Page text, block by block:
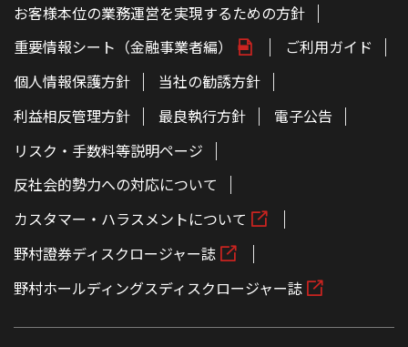
お客様本位の業務運営を実現するための方針
重要情報シート（金融事業者編）
ご利用ガイド
個人情報保護方針
当社の勧誘方針
利益相反管理方針
最良執行方針
電子公告
リスク・手数料等説明ページ
反社会的勢力への対応について
カスタマー・ハラスメントについて
野村證券ディスクロージャー誌
野村ホールディングスディスクロージャー誌